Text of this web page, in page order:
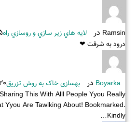
Ramsin در لايه هاي زير سازي و روسازي راه15
درود به شرفت ❤
Boyarka در بهسازی خاک به روش تزریق20 آذر
This With Alll People Yyou Really
Yyou Are Tawlking About! Bookmarked.
Kindly…